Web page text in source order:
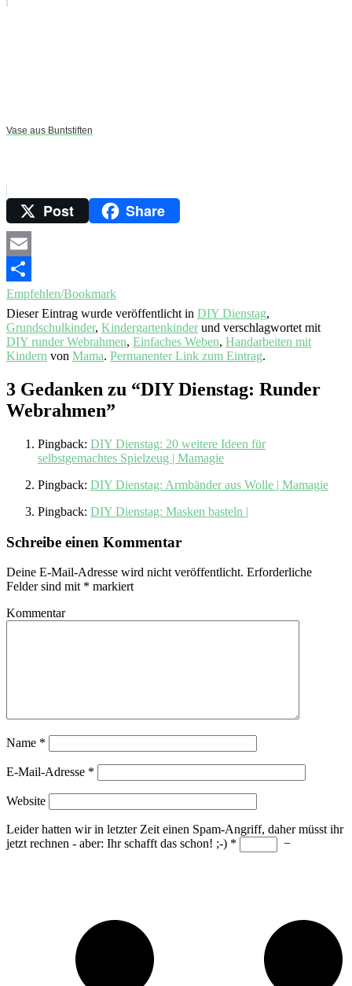
Vase aus Buntstiften
Post Share
Email
Empfehlen/Bookmark
Dieser Eintrag wurde veröffentlicht in DIY Dienstag,
Grundschulkinder, Kindergartenkinderund verschlagwortet mit
DIY runder Webrahmen, Einfaches Weben, Handarbeiten mit
Kindern von Mama. Permanenter Link zum Eintrag.
3 Gedanken zu “DIY Dienstag: Runder
Webrahmen”
Pingback: DIY Dienstag: 20 weitere Ideen für
selbstgemachtes Spielzeug | Mamagie
Pingback: DIY Dienstag: Armbänder aus Wolle | Mamagie
Pingback: DIY Dienstag: Masken basteln |
Schreibe einen Kommentar
Deine E-Mail-Adresse wird nicht veröffentlicht. Erforderliche
Felder sind mit * markiert
Kommentar
Name *
E-Mail-Adresse *
Website
Leider hatten wir in letzter Zeit einen Spam-Angriff, daher müsst ihr
jetzt rechnen - aber: Ihr schafft das schon! ;-) * −